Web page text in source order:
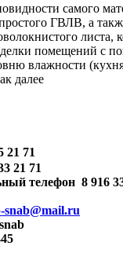
самого
ГВЛВ, а
листа,
помещений с
влажности
далее
21 71
21 71
8 916
snab@mail.ru